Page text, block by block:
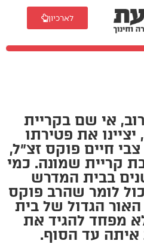
לארכיון
אי שם בקריית
את פטירתו
חיים פוקס זצ״ל,
קריית שמונה. כמי
בבית המדרש
לומר שהרב פוקס
הגדול של בית
מפחד להגיד את
עד הסוף.